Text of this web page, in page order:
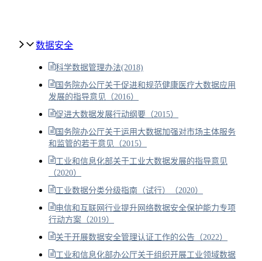
数据安全
科学数据管理办法(2018)
国务院办公厅关于促进和规范健康医疗大数据应用
发展的指导意见（2016）
促进大数据发展行动纲要（2015）
国务院办公厅关于运用大数据加强对市场主体服务
和监管的若干意见（2015）
工业和信息化部关于工业大数据发展的指导意见
（2020）
工业数据分类分级指南（试行）（2020）
电信和互联网行业提升网络数据安全保护能力专项
行动方案（2019）
关于开展数据安全管理认证工作的公告（2022）
工业和信息化部办公厅关于组织开展工业领域数据